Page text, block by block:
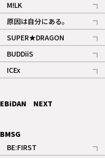
ギャラリー
M!LK
記事
原因は自分にある。
記事
SUPER★DRAGON
記事
BUDDiiS
記事
ICEx
記事
EBiDAN NEXT
BMSG
BE:FIRST